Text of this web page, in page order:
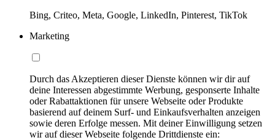
Bing, Criteo, Meta, Google, LinkedIn, Pinterest, TikTok
Marketing
Durch das Akzeptieren dieser Dienste können wir dir auf
deine Interessen abgestimmte Werbung, gesponserte Inhalte
oder Rabattaktionen für unsere Webseite oder Produkte
basierend auf deinem Surf- und Einkaufsverhalten anzeigen
sowie deren Erfolge messen. Mit deiner Einwilligung setzen
wir auf dieser Webseite folgende Drittdienste ein: